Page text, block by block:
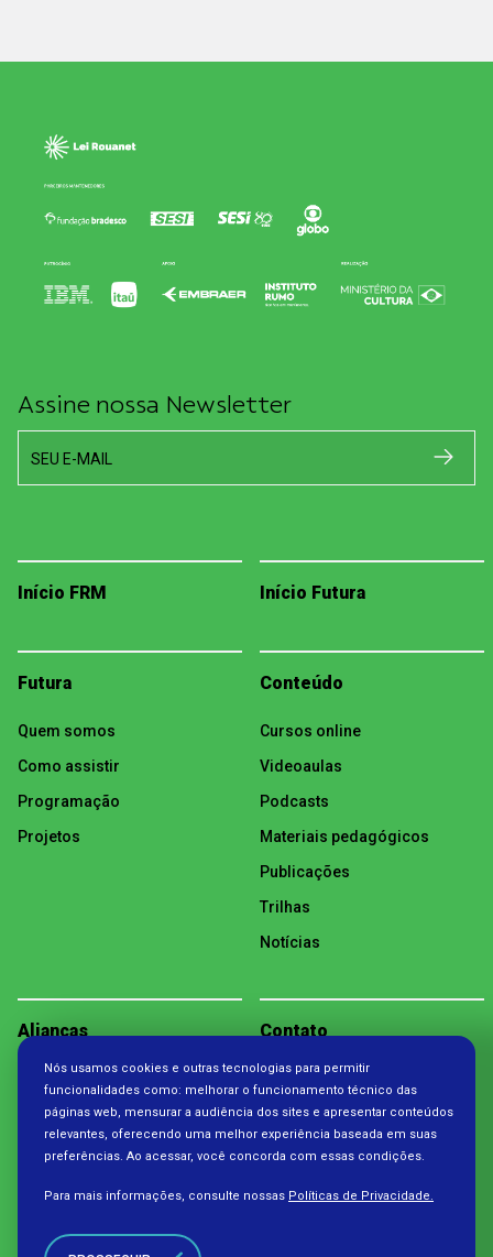
Assine nossa Newsletter
SEU E-MAIL
Início FRM Início Futura
Futura
Quem somos
Como assistir
Programação
Projetos
Conteúdo
Cursos online
Videoaulas
Podcasts
Materiais pedagógicos
Publicações
Trilhas
Notícias
Alianças Contato
Política de Privacidade
Nós usamos cookies e outras tecnologias para permitir
funcionalidades como: melhorar o funcionamento técnico das
páginas web, mensurar a audiência dos sites e apresentar conteúdos
relevantes, oferecendo uma melhor experiência baseada em suas
preferências. Ao acessar, você concorda com essas condições.
Para mais informações, consulte nossas Políticas de Privacidade.